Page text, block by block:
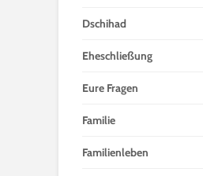
Dschihad
Eheschließung
Eure Fragen
Familie
Familienleben